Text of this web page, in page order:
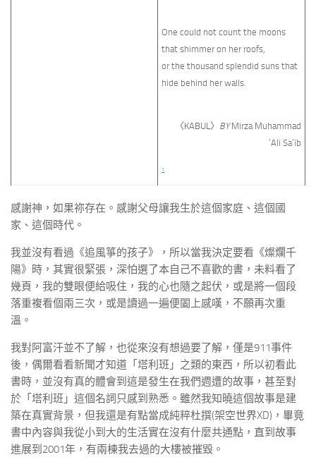
One could not count the moons
that shimmer on her roofs,
or the thousand splendid suns that
hide behind her walls.
〈KABUL〉 BYMirza Muhammad
‘Ali Sa’ib
1
感謝神，如果祢存在。感謝父母讓我生於這個家庭、這個國
家、這個時代。
我並沒有看過《追風箏的孩子》，所以當我決定要看《燦爛千
陽》時，其實很緊張，深怕選了本自己不喜歡的書，未料看了
幾頁，我的雙眼便給吸住，我的心也隨之起伏，或是將一個段
落重複看個兩三次，或是讀過一遍便闔上感嘆，不願再次重
溫。
我對阿富汗並不了解，也從來沒有想過要了解，僅是911事件
後，偶爾看看新聞才知道「塔利班」之類的東西，所以初看此
書時，並沒有真的體會到這是發生在我們週遭的故事，甚至對
於「塔利班」這個名詞只感到熟悉。雖然我知曉這個故事是建
築在真實背景，但我還是有點當成純粹杜撰(架空世界XD)，畢竟
書中內容與我從小到大的生活實在沒有什麼共通點，直到故事
進展到2001年，有兩棟我去過的大樓被摧毀。